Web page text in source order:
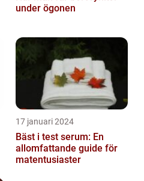
under ögonen
17 januari 2024
Bäst i test serum: En
allomfattande guide för
matentusiaster